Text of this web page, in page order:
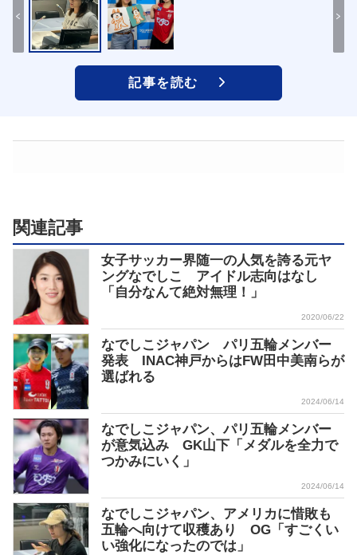
記事を読む
関連記事
女子サッカー界随一の人気を誇る元ヤ
ングなでしこ アイドル志向はなし
「自分なんて絶対無理！」
2020/06/22
なでしこジャパン パリ五輪メンバー
発表 INAC神戸からはFW田中美南らが
選ばれる
2024/06/14
なでしこジャパン、パリ五輪メンバー
が意気込み GK山下「メダルを全力で
つかみにいく」
2024/06/14
なでしこジャパン、アメリカに惜敗も
五輪へ向けて収穫あり OG「すごくい
い強化になったのでは」